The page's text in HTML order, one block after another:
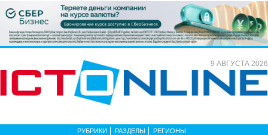
9 АВГУСТА 2026
РУБРИКИ РАЗДЕЛЫ РЕГИОНЫ